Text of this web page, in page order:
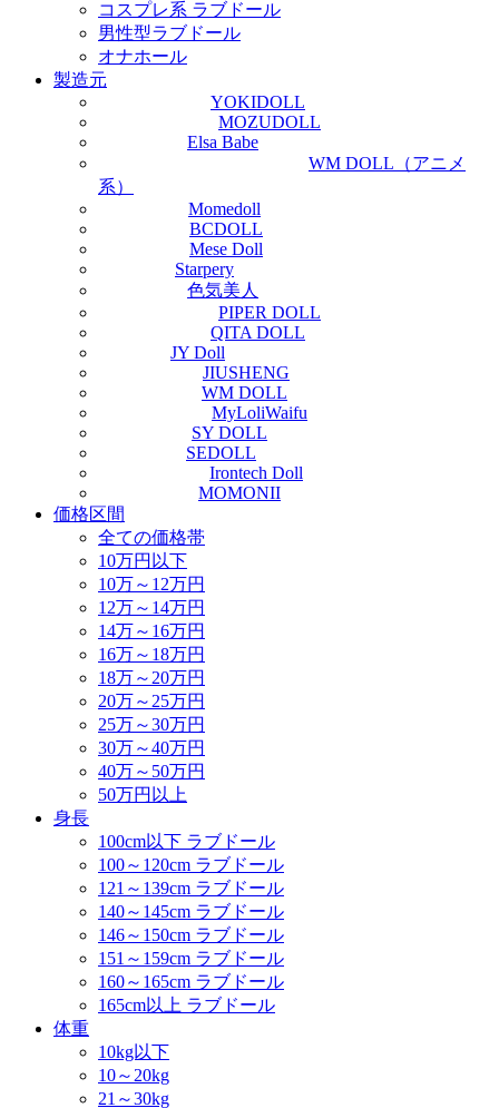
コスプレ系 ラブドール
男性型ラブドール
オナホール
製造元
YOKIDOLL
MOZUDOLL
Elsa Babe
WM DOLL（アニメ
系）
Momedoll
BCDOLL
Mese Doll
Starpery
色気美人
PIPER DOLL
QITA DOLL
JY Doll
JIUSHENG
WM DOLL
MyLoliWaifu
SY DOLL
SEDOLL
Irontech Doll
MOMONII
価格区間
全ての価格帯
10万円以下
10万～12万円
12万～14万円
14万～16万円
16万～18万円
18万～20万円
20万～25万円
25万～30万円
30万～40万円
40万～50万円
50万円以上
身長
100cm以下 ラブドール
100～120cm ラブドール
121～139cm ラブドール
140～145cm ラブドール
146～150cm ラブドール
151～159cm ラブドール
160～165cm ラブドール
165cm以上 ラブドール
体重
10kg以下
10～20kg
21～30kg